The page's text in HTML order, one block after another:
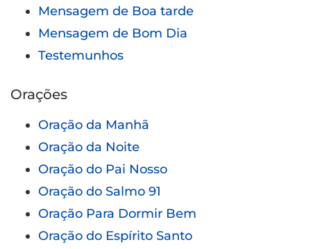
Mensagem de Boa tarde
Mensagem de Bom Dia
Testemunhos
Orações
Oração da Manhã
Oração da Noite
Oração do Pai Nosso
Oração do Salmo 91
Oração Para Dormir Bem
Oração do Espírito Santo